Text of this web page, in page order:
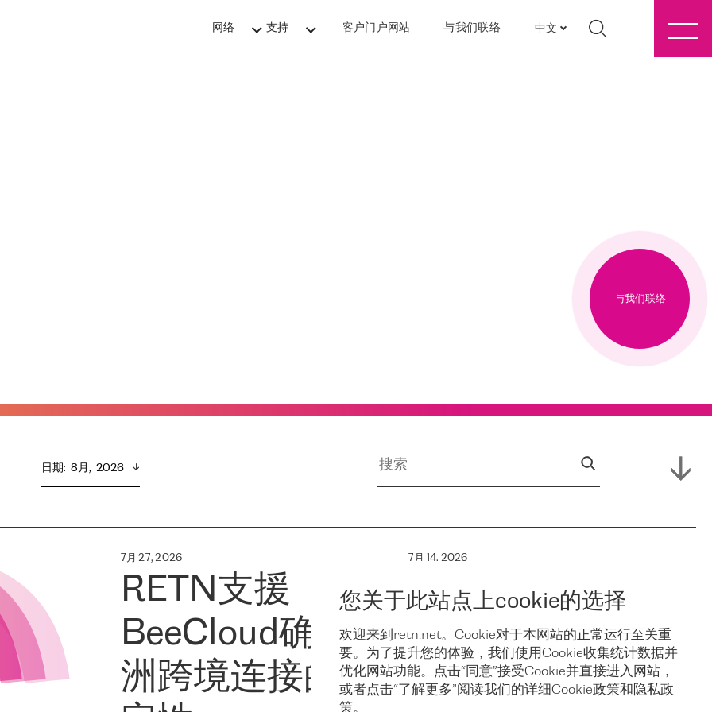
网络 支持 客户门户网站 与我们联络 中文
您关于此站点上cookie的选择
欢迎来到retn.net。Cookie对于本网站的正常运行至关重
要。为了提升您的体验，我们使用Cookie收集统计数据并
优化网站功能。点击“同意”接受Cookie并直接进入网站，
或者点击“了解更多”阅读我们的详细Cookie政策和隐私政
策。
与我们联络
日期: 8月,  2026
7月 27, 2026
RETN支援
BeeCloud确保亚
洲跨境连接的稳
7月 14, 2026
RETN 支援
Campus,
Hofnetz &